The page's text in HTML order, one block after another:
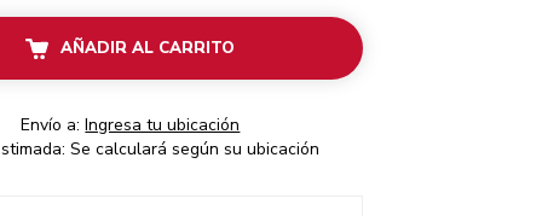
AÑADIR AL CARRITO
Envío a: Ingresa tu ubicación
Se calculará según su ubicación